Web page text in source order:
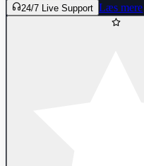
24/7 Live Support Læs mere